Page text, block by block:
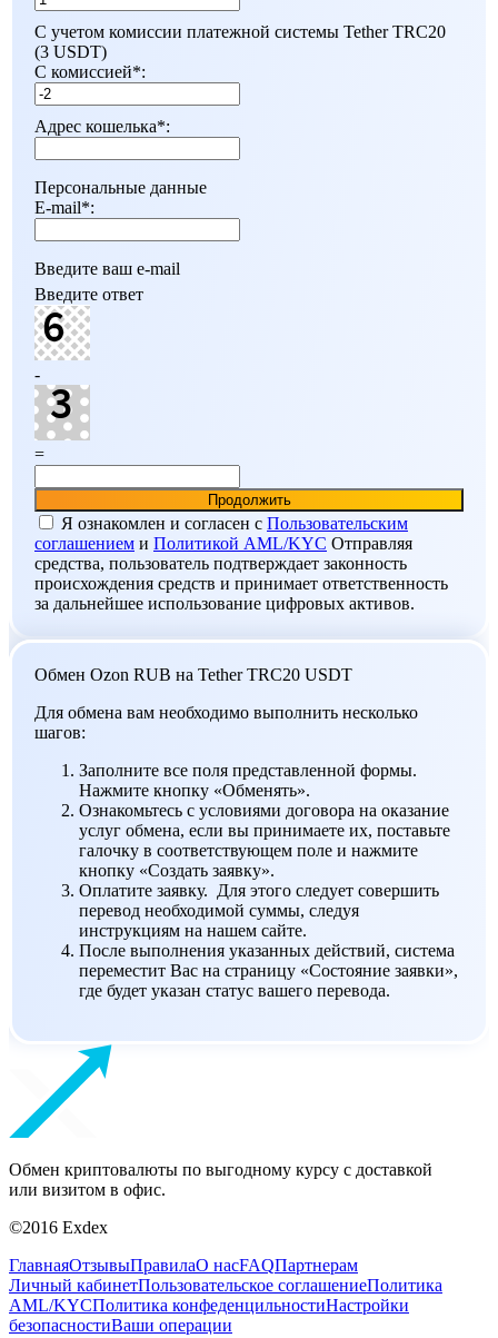
С учетом комиссии платежной системы Tether TRC20
(3 USDT)
С комиссией*:
Адрес кошелька*:
Персональные данные
E-mail*:
Введите ваш e-mail
Введите ответ
-
=
Я ознакомлен и согласен c Пользовательским
соглашением и Политикой AML/KYC Отправляя
средства, пользователь подтверждает законность
происхождения средств и принимает ответственность
за дальнейшее использование цифровых активов.
Обмен Ozon RUB на Tether TRC20 USDT
Для обмена вам необходимо выполнить несколько
шагов:
Заполните все поля представленной формы.
Нажмите кнопку «Обменять».
Ознакомьтесь с условиями договора на оказание
услуг обмена, если вы принимаете их, поставьте
галочку в соответствующем поле и нажмите
кнопку «Создать заявку».
Оплатите заявку. Для этого следует совершить
перевод необходимой суммы, следуя
инструкциям на нашем сайте.
После выполнения указанных действий, система
переместит Вас на страницу «Состояние заявки»,
где будет указан статус вашего перевода.
Обмен криптовалюты по выгодному курсу с доставкой
или визитом в офис.
©2016 Exdex
ГлавнаяОтзывыПравилаО насFAQПартнерам
Личный кабинетПользовательское соглашениеПолитика
AML/KYCПолитика конфеденцильностиНастройки
безопасностиВаши операции